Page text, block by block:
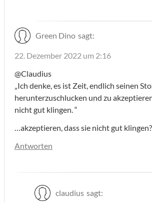
Green Dino sagt:
22. Dezember 2022 um 2:16
@Claudius
„Ich denke, es ist Zeit, endlich seinen
herunterzuschlucken und zu
nicht gut klingen. “
…akzeptieren, dass sie nicht gut klingen?
Antworten
claudius sagt: